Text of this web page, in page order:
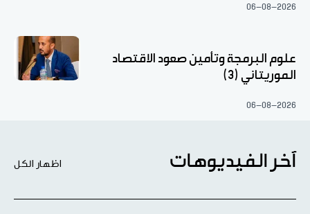
06-08-2026
علوم البرمجة وتأمين صعود الاقتصاد
الموريتاني (3)
06-08-2026
آخر الفيديوهات اظهار الكل